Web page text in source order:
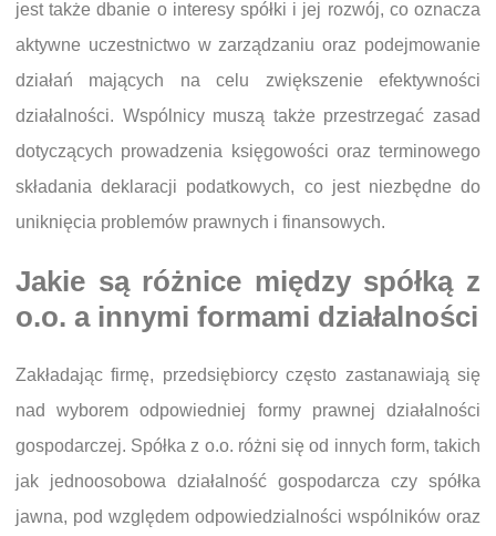
jest także dbanie o interesy spółki i jej rozwój, co oznacza
aktywne uczestnictwo w zarządzaniu oraz podejmowanie
działań mających na celu zwiększenie efektywności
działalności. Wspólnicy muszą także przestrzegać zasad
dotyczących prowadzenia księgowości oraz terminowego
składania deklaracji podatkowych, co jest niezbędne do
uniknięcia problemów prawnych i finansowych.
Jakie są różnice między spółką z
o.o. a innymi formami działalności
Zakładając firmę, przedsiębiorcy często zastanawiają się
nad wyborem odpowiedniej formy prawnej działalności
gospodarczej. Spółka z o.o. różni się od innych form, takich
jak jednoosobowa działalność gospodarcza czy spółka
jawna, pod względem odpowiedzialności wspólników oraz